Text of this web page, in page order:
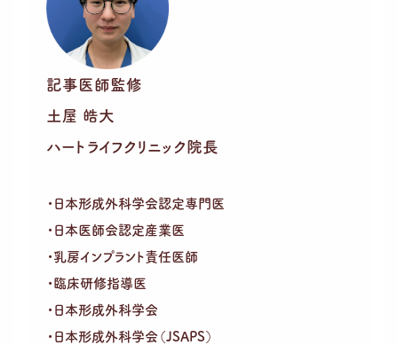
記事医師監修
土屋 皓大
ハートライフクリニック院長
・日本形成外科学会認定専門医
・日本医師会認定産業医
・乳房インプラント責任医師
・臨床研修指導医
・日本形成外科学会
・日本形成外科学会（JSAPS）